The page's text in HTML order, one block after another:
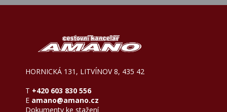
HORNICKÁ 131, LITVÍNOV 8, 435 42
T +420 603 830 556
E amano@amano.cz
Dokumenty ke stažení